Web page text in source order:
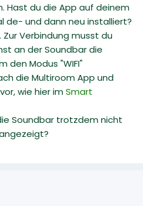
Hast du die App auf deinem
de- und dann neu installiert?
Verbindung musst du
an der Soundbar die
den Modus "WIFI"
die Multiroom App und
wie hier imSmart
Soundbar trotzdem nicht